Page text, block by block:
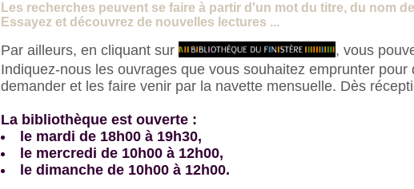
Les recherches peuvent se faire à partir d'un mot du titre, du nom
Essayez et découvrez de nouvelles lectures ...
Par ailleurs, en cliquant sur
, vous
Indiquez-nous les ouvrages que vous souhaitez emprunter pour
demander et les faire venir par la navette mensuelle. Dès
La bibliothèque est ouverte :
le mardi de 18h00 à 19h30,
le mercredi de 10h00 à 12h00,
le dimanche de 10h00 à 12h00.